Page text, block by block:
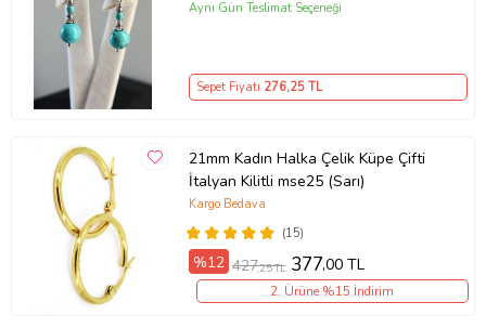
Aynı Gün Teslimat Seçeneği
Sepet Fiyatı 276,25 TL
21mm Kadın Halka Çelik Küpe Çifti
İtalyan Kilitli mse25 (Sarı)
(15)
Kargo Bedava
%12 427,25 TL 377,00 TL
2. Ürüne %15 İndirim